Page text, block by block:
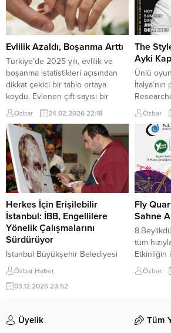
yanında konumlanan Asude
Teras; modern mimarisi, ferah
yapısı ve zengin menüsüyle kısa
sürede vatandaşların yeni
buluşma noktası haline geldi.
Ailelerin huzurla vakit
geçirebileceği, gençlerin...
“Evlilik
ihtiyaç
çiftlere
bulunarak
Evlilik Azaldı, Boşanma Arttı
Türkiye’de 2025 yılı, evlilik ve
boşanma istatistikleri açısından
dikkat çekici bir tablo ortaya
koydu. Evlenen çift sayısı bir
önceki yıla göre gerilerken,
boşanmalar artış gösterdi.
Yayımlanan 2025 yılı evlenme ve
boşanma verilerine göre, 2024’te
569 bin 983 olan evlilik sayısı
2025’te 552 bin 237’ye düştü.
Kaba evlenme hızı ise binde...
Özbar 24.02.2026 22:18
The
Ayki
Ünlü
Palalı
yapan
videoyu
sürede
binlerce
oyuncu
Özbar
Herkes İçin Erişilebilir
İstanbul: İBB, Engellilere
Yönelik Çalışmalarını
Sürdürüyor
İstanbul Büyükşehir Belediyesi
(İBB), “Herkes İçin Erişilebilir
İstanbul” hedefiyle engellilere
yönelik çalışmalarına hız
bireye eğitim, ulaşım, istihdam
Özbar Haber
03.12.2025 23:52
Fly
Sahne
tüm
Etkinliğin
Temmuz
Quartet
Özbar
Üyelik Tüm